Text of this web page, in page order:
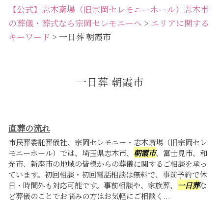
【公式】志木斎場（旧宗岡セレモニーホール）志木市
の葬儀・葬式なら宗岡セレモニーへ > エリアに関する
キーワード > 一日葬 朝霞市
一日葬 朝霞市
直葬の流れ
市民葬委託葬儀社、宗岡セレモニー・志木斎場（旧宗岡セレ
モニーホール）では、埼玉県志木市、 朝霞市、富士見市、和
光市、新座市の地域の皆様からの葬儀に関するご相談を承っ
ています。初回相談・初回電話相談は無料で、事前予約で休
日・時間外も対応可能です。事前相談や、家族葬、 一日葬な
ど葬儀のことでお悩みの方はお気軽にご相談く...